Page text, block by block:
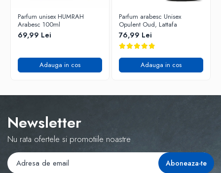
Parfum unisex HUMRAH
Arabesc 100ml
69,99 Lei
Adauga in cos
Parfum arabesc Unisex
Opulent Oud, Lattafa
76,99 Lei
Adauga in cos
Newsletter
Nu rata ofertele si promotiile noastre